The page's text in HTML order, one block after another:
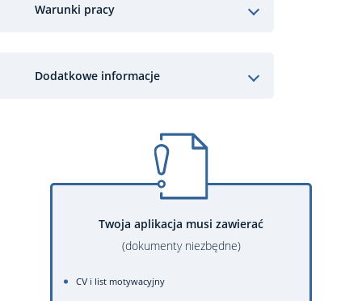
Warunki pracy
Dodatkowe informacje
Twoja aplikacja musi zawierać
(dokumenty niezbędne)
CV i list motywacyjny